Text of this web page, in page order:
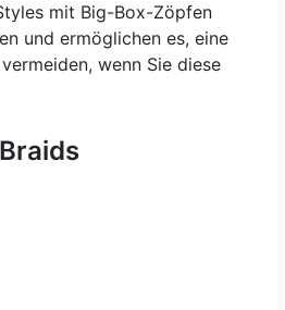
mit Big-Box-Zöpfen
und ermöglichen es, eine
wenn Sie diese